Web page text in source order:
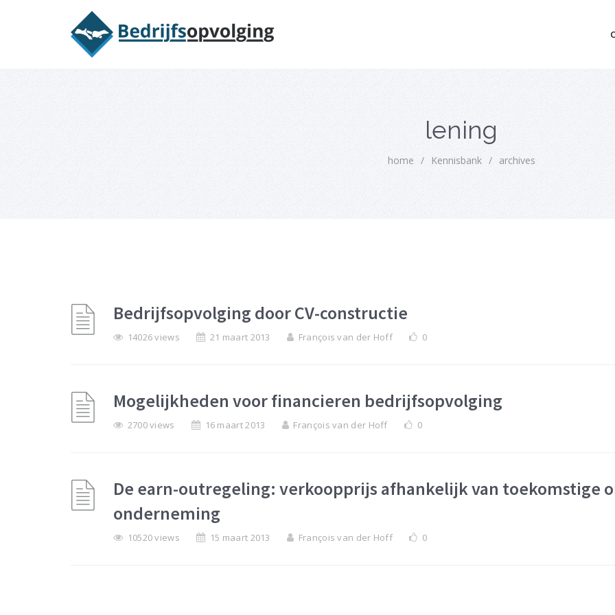
lening
home / Kennisbank / archives
Bedrijfsopvolging door CV-constructie
14026 views 21 maart 2013 François van der Hoff 0
Mogelijkheden voor financieren bedrijfsopvolging
2700 views 16 maart 2013 François van der Hoff 0
De earn-outregeling: verkoopprijs afhankelijk van toekomstige
onderneming
10520 views 15 maart 2013 François van der Hoff 0
Oriëntatiememo bedrijfsopvolging voor fiscaal juridisch advies